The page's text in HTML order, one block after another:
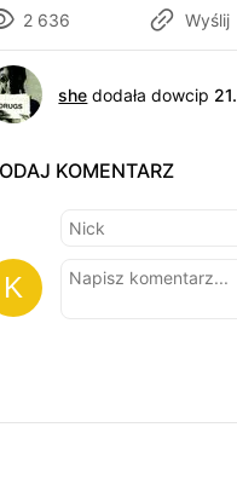
2 636 Wyślij
she dodała dowcip
KOMENTARZ